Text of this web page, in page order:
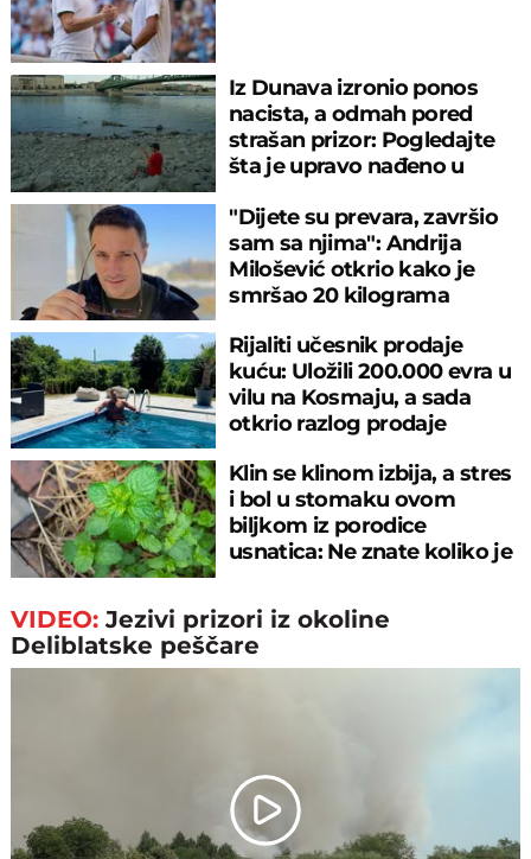
Iz Dunava izronio ponos
nacista, a odmah pored
strašan prizor: Pogledajte
šta je upravo nađeno u
"Dijete su prevara, završio
sam sa njima": Andrija
Milošević otkrio kako je
smršao 20 kilograma
Rijaliti učesnik prodaje
kuću: Uložili 200.000 evra u
vilu na Kosmaju, a sada
otkrio razlog prodaje
Klin se klinom izbija, a stres
i bol u stomaku ovom
biljkom iz porodice
usnatica: Ne znate koliko je
VIDEO:Jezivi prizori iz okoline
Deliblatske peščare
Play